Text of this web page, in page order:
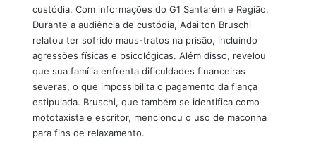
custódia. Com informações do G1 Santarém e Região.
Durante a audiência de custódia, Adailton Bruschi
relatou ter sofrido maus-tratos na prisão, incluindo
agressões físicas e psicológicas. Além disso, revelou
que sua família enfrenta dificuldades financeiras
severas, o que impossibilita o pagamento da fiança
estipulada. Bruschi, que também se identifica como
mototaxista e escritor, mencionou o uso de maconha
para fins de relaxamento.